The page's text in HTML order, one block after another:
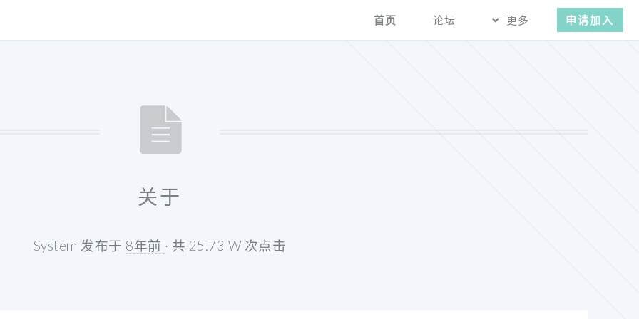
首页 论坛 更多 申请加入
关于
System 发布于 8年前 · 共 25.73 W 次点击